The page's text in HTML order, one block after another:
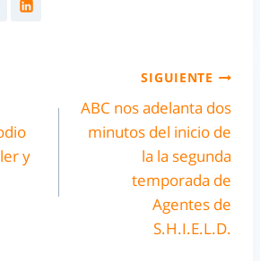
y
SIGUIENTE
ABC nos adelanta dos
minutos del inicio de
la la segunda
temporada de
Agentes de
S.H.I.E.L.D.